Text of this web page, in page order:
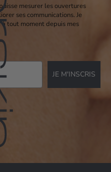
mesurer les ouvertures
ses communications. Je
tout moment depuis mes
JE M'INSCRIS